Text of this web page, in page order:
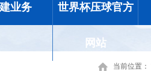
业务 世界杯压球官方
网站
当前位置：